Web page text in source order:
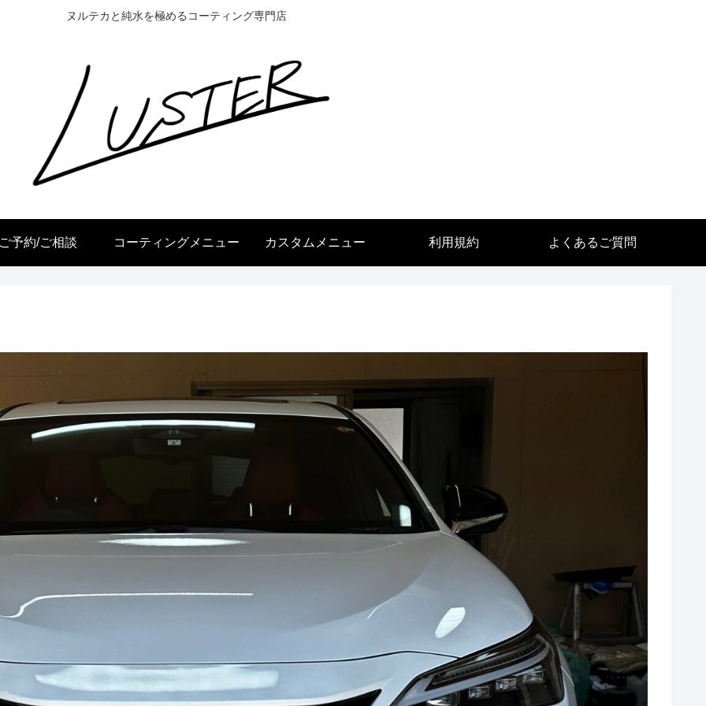
ヌルテカと純水を極めるコーティング専門店
予約/ご相談 コーティングメニュー カスタムメニュー 利用規約 よくあるご質問